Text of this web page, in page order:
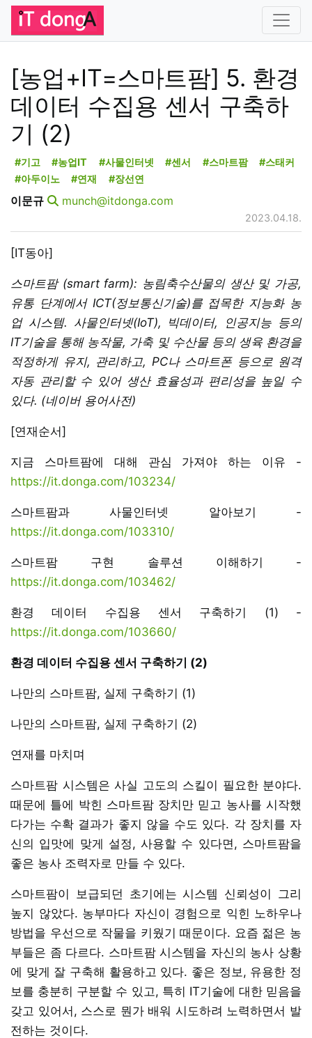
[농업+IT=스마트팜] 5. 환경
데이터 수집용 센서 구축하
기 (2)
#기고 #농업IT #사물인터넷 #센서 #스마트팜
#스태커
#아두이노
#연재 #장선연
이문규 munch@itdonga.com
2023.04.18.
[IT동아]
스마트팜 (smart farm): 농림축수산물의 생산 및 가공,
유통 단계에서 ICT(정보통신기술)를 접목한 지능화 농
업 시스템. 사물인터넷(IoT), 빅데이터, 인공지능 등의
IT기술을 통해 농작물, 가축 및 수산물 등의 생육 환경을
적정하게 유지, 관리하고, PC나 스마트폰 등으로 원격
자동 관리할 수 있어 생산 효율성과 편리성을 높일 수
있다. (네이버 용어사전)
[연재순서]
지금 스마트팜에 대해 관심 가져야 하는 이유 -
https://it.donga.com/103234/
스마트팜과 사물인터넷 알아보기 -
https://it.donga.com/103310/
스마트팜 구현 솔루션 이해하기 -
https://it.donga.com/103462/
환경 데이터 수집용 센서 구축하기 (1) -
https://it.donga.com/103660/
환경 데이터 수집용 센서 구축하기 (2)
나만의 스마트팜, 실제 구축하기 (1)
나만의 스마트팜, 실제 구축하기 (2)
연재를 마치며
스마트팜 시스템은 사실 고도의 스킬이 필요한 분야다.
때문에 틀에 박힌 스마트팜 장치만 믿고 농사를 시작했
다가는 수확 결과가 좋지 않을 수도 있다. 각 장치를 자
신의 입맛에 맞게 설정, 사용할 수 있다면, 스마트팜을
좋은 농사 조력자로 만들 수 있다.
스마트팜이 보급되던 초기에는 시스템 신뢰성이 그리
높지 않았다. 농부마다 자신이 경험으로 익힌 노하우나
방법을 우선으로 작물을 키웠기 때문이다. 요즘 젊은 농
부들은 좀 다르다. 스마트팜 시스템을 자신의 농사 상황
에 맞게 잘 구축해 활용하고 있다. 좋은 정보, 유용한 정
보를 충분히 구분할 수 있고, 특히 IT기술에 대한 믿음을
갖고 있어서, 스스로 뭔가 배워 시도하려 노력하면서 발
전하는 것이다.